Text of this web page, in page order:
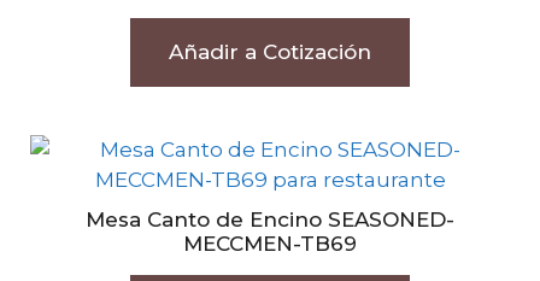
Añadir a Cotización
Mesa Canto de Encino SEASONED-
MECCMEN-TB69